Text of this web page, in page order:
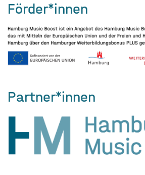
Partner*innen
Förder*innen